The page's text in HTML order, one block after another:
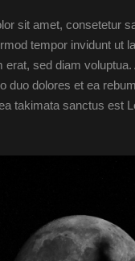
sit amet, consetetur
tempor invidunt ut
erat, sed diam
duo dolores et ea
takimata sanctus est